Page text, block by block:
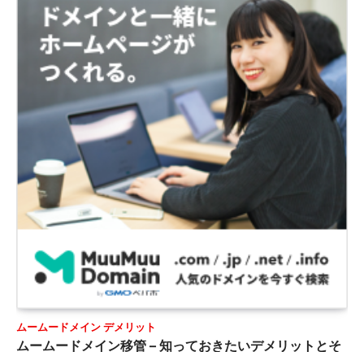
ムームードメイン デメリット
ムームードメイン移管 – 知っておきたいデメリットとそ